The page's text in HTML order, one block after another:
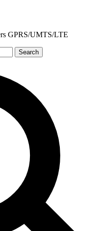
GPRS/UMTS/LTE
Search